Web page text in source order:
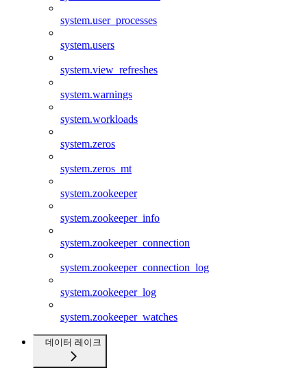
system.user_processes
system.users
system.view_refreshes
system.warnings
system.workloads
system.zeros
system.zeros_mt
system.zookeeper
system.zookeeper_info
system.zookeeper_connection
system.zookeeper_connection_log
system.zookeeper_log
system.zookeeper_watches
데이터 레이크